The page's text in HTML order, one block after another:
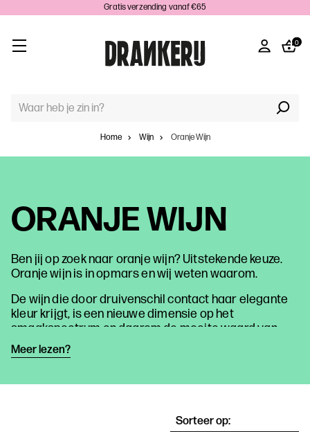
Gratis verzending vanaf €65
0
TREFWOORD
Home
Wijn Oranje Wijn
ORANJE WIJN
Ben jij op zoek naar oranje wijn? Uitstekende keuze.
Oranje wijn is in opmars en wij weten waarom.
De wijn die door druivenschil contact haar elegante
kleur krijgt, is een nieuwe dimensie op het
smaakspectrum en daarom de moeite waard van
proeven. De Drankerij selecteert ze voor je.
Eenvoudig bestellen, snel thuis drinken.
Meer lezen?
Sorteer op: